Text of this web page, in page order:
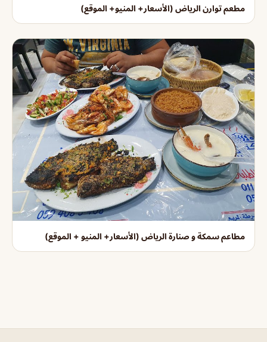
مطعم توارن الرياض (الأسعار+ المنيو+ الموقع)
مطاعم سمكة و صنارة الرياض (الأسعار+ المنيو + الموقع)